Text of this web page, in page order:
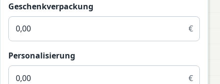
Geschenkverpackung
€
Personalisierung
€